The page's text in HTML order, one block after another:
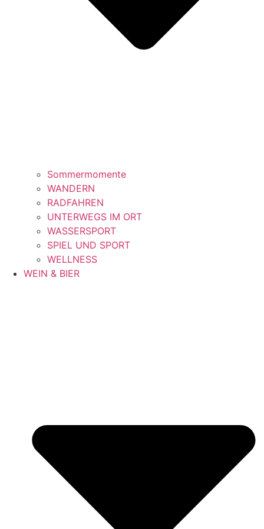
Sommermomente
WANDERN
RADFAHREN
UNTERWEGS IM ORT
WASSERSPORT
SPIEL UND SPORT
WELLNESS
WEIN & BIER